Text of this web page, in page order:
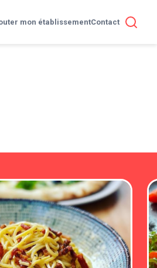
mon établissementContact